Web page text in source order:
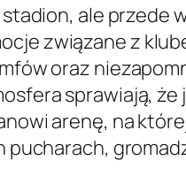
ale przede
związane z
oraz
sprawiają,
arenę, na
pucharach,